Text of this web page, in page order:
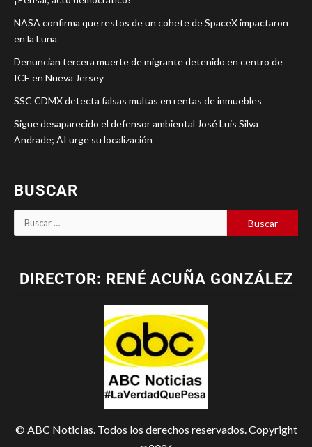
NASA confirma que restos de un cohete de SpaceX impactaron
en la Luna
Denuncian tercera muerte de migrante detenido en centro de
ICE en Nueva Jersey
SSC CDMX detecta falsas multas en rentas de inmuebles
Sigue desaparecido el defensor ambiental José Luis Silva
Andrade; AI urge su localización
BUSCAR
DIRECTOR: RENÉ ACUÑA GONZÁLEZ
© ABC Noticias. Todos los derechos reservados. Copyright